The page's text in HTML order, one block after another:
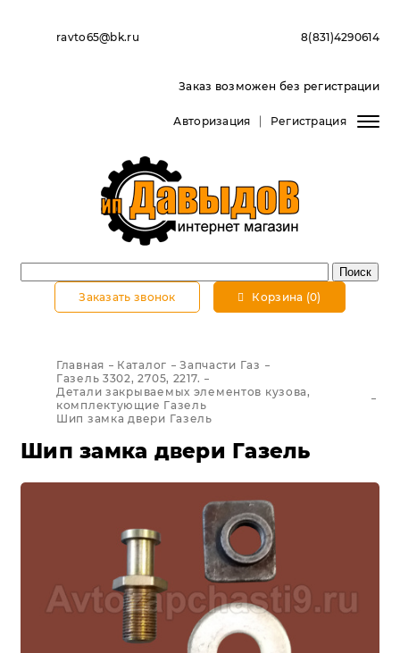
ravto65@bk.ru 8(831)4290614
Заказ возможен без регистрации
Авторизация Регистрация
Заказать звонок Корзина (0)
Главная Каталог
Запчасти Газ
Газель 3302, 2705, 2217.
Детали закрываемых элементов кузова,
комплектующие Газель
Шип замка двери Газель
Шип замка двери Газель